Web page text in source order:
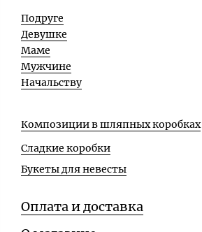
Подруге
Девушке
Маме
Мужчине
Начальству
Композиции в шляпных коробках
Сладкие коробки
Букеты для невесты
Оплата и доставка